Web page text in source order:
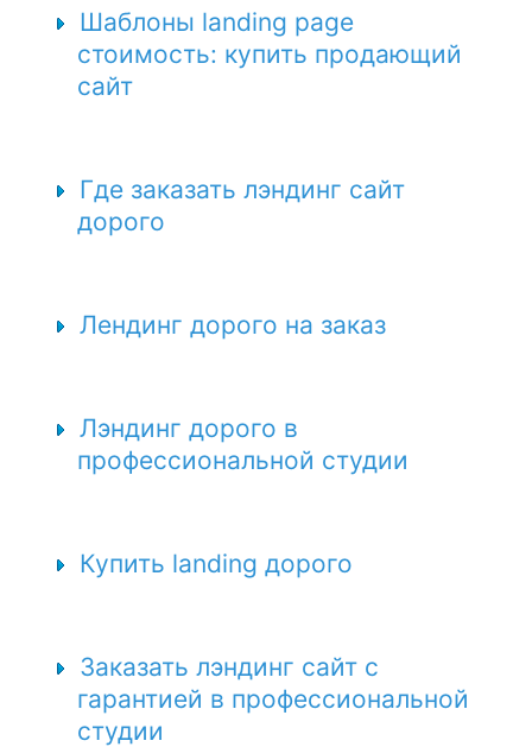
Шаблоны landing page
стоимость: купить продающий
сайт
Где заказать лэндинг сайт
дорого
Лендинг дорого на заказ
Лэндинг дорого в
профессиональной студии
Купить landing дорого
Заказать лэндинг сайт с
гарантией в профессиональной
студии